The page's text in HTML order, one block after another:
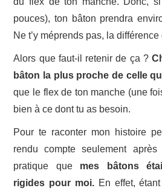
pouces), ton bâton prendra
Ne t’y méprends pas, la différence
Alors que faut-il retenir de ça ?
bâton la plus proche de celle
que le flex de ton manche (une
bien à ce dont tu as besoin.
Pour te raconter mon histoire
rendu compte seulement
pratique que mes bâtons
rigides pour moi.En effet,